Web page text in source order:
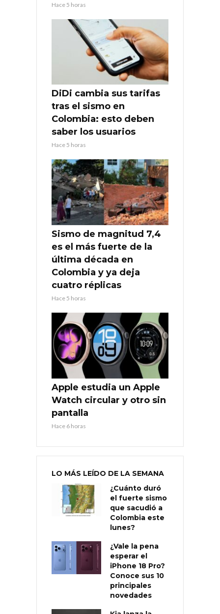
Hace 5 horas
DiDi cambia sus tarifas
tras el sismo en
Colombia: esto deben
saber los usuarios
Hace 5 horas
Sismo de magnitud 7,4
es el más fuerte de la
última década en
Colombia y ya deja
cuatro réplicas
Hace 5 horas
Apple estudia un Apple
Watch circular y otro sin
pantalla
Hace 6 horas
LO MÁS LEÍDO DE LA SEMANA
¿Cuánto duró
el fuerte sismo
que sacudió a
Colombia este
lunes?
¿Vale la pena
esperar el
iPhone 18 Pro?
Conoce sus 10
principales
novedades